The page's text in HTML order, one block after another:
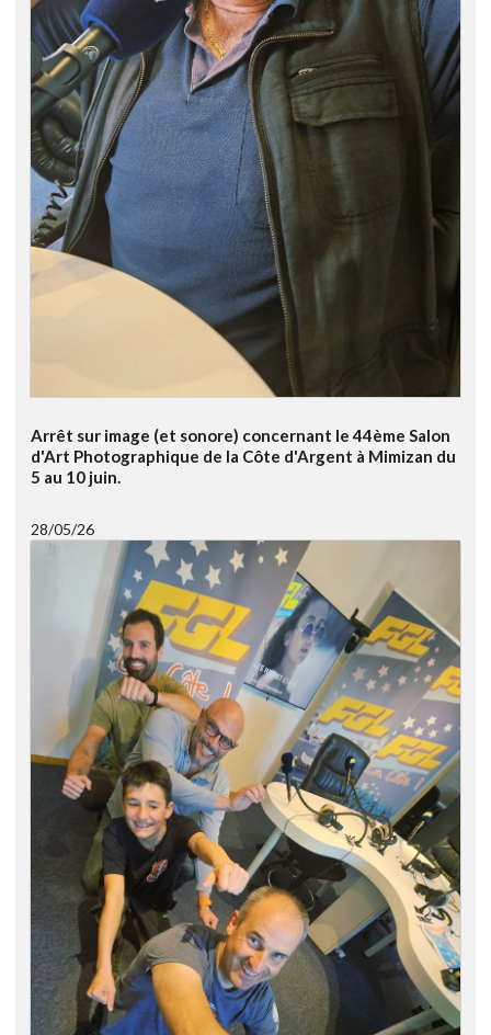
Arrêt sur image (et sonore) concernant le 44ème Salon
d'Art Photographique de la Côte d'Argent à Mimizan du
5 au 10 juin.
28/05/26